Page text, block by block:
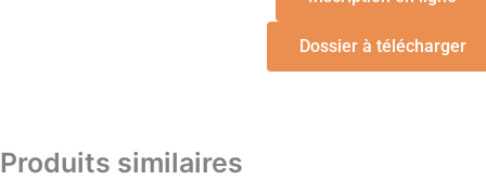
Dossier à télécharger
Produits similaires